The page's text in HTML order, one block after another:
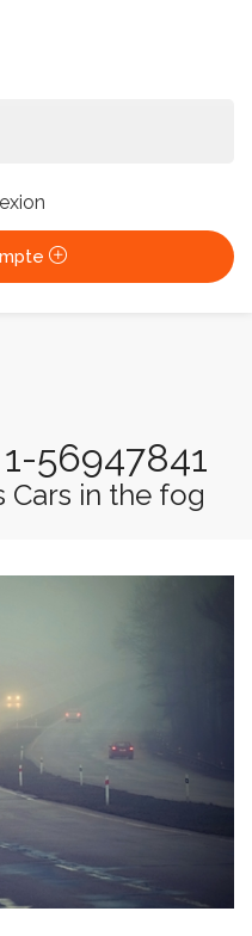
56947841
in the fog